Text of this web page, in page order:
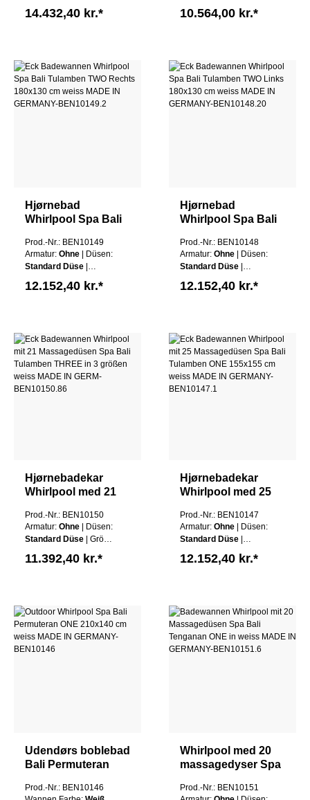
GERMANY
| Schürze:
Ohne Schürze
14.432,40 kr.*
| Schürze:
Ohne Schürze
10.564,00 kr.*
Hjørnebad
Whirlpool Spa Bali
Højre 180x130 cm
hvid MADE IN
Prod.-Nr.: BEN10149
Armatur: Ohne
| Düsen:
Standard Düse
Ohne Schürze
| Wannen Farbe:Weiß
12.152,40 kr.*
Hjørnebad
Whirlpool Spa Bali
180x130 cm hvid
MADE IN
Prod.-Nr.: BEN10148
Armatur: Ohne
| Düsen:
Standard Düse
Ohne Schürze
| Wannen Farbe:Weiß
12.152,40 kr.*
Hjørnebadekar
Whirlpool med 21
Bali Tulamben
THREE i 3
størrelser hvid
MADE IN
Prod.-Nr.: BEN10150
Armatur: Ohne
| Düsen:
Standard Düse
| Größe:
| Schürze:
Ohne Schürze |
11.392,40 kr.*
Hjørnebadekar
Whirlpool med 25
Bali Tulamben ONE
155x155 cm hvid
GERMANY
Prod.-Nr.: BEN10147
Armatur: Ohne
| Düsen:
Standard Düse
Ohne Schürze
| Wannen Farbe:Weiß
12.152,40 kr.*
Udendørs boblebad
Bali Permuteran
hvid MADE IN
Prod.-Nr.: BEN10146
Whirlpool med 20
massagedyser Spa
i hvid MADE IN
Prod.-Nr.: BEN10151